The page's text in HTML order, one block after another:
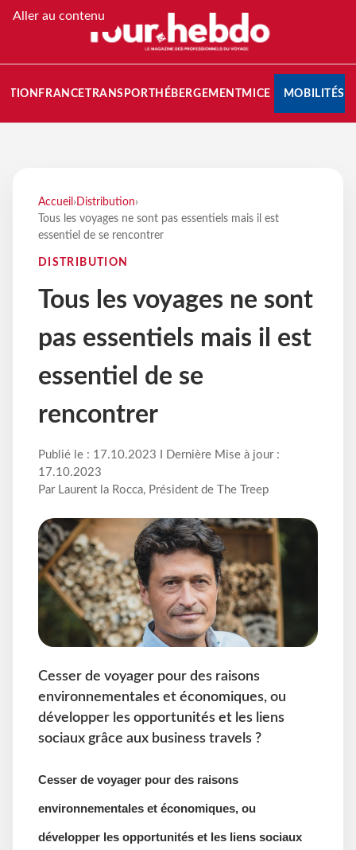
Aller au contenu
FRANCETRANSPORT HÉBERGEMENTMICE MOBILITÉS
Accueil › Distribution›
Tous les voyages ne sont pas essentiels mais il est
essentiel de se rencontrer
DISTRIBUTION
Tous les voyages ne sont
pas essentiels mais il est
essentiel de se
rencontrer
Publié le : 17.10.2023 I Dernière Mise à jour :
17.10.2023
Par Laurent la Rocca, Président de The Treep
Cesser de voyager pour des raisons
environnementales et économiques, ou
développer les opportunités et les liens
sociaux grâce aux business travels ?
Cesser de voyager pour des raisons
environnementales et économiques, ou
développer les opportunités et les liens sociaux